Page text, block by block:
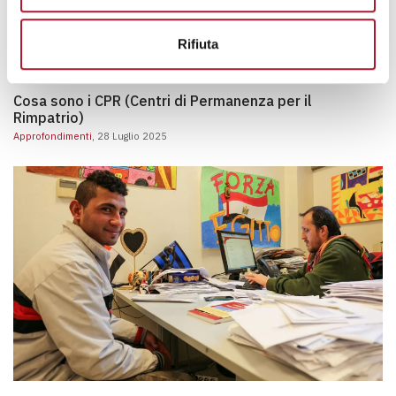
Rifiuta
Cos’è il Ramadan: origine, tradizione e significato
Cosa sono i CPR (Centri di Permanenza per il
Cosa sono i CPR (Centri di Permanenza per il
Rimpatrio)
Approfondimenti , 28 Luglio 2025